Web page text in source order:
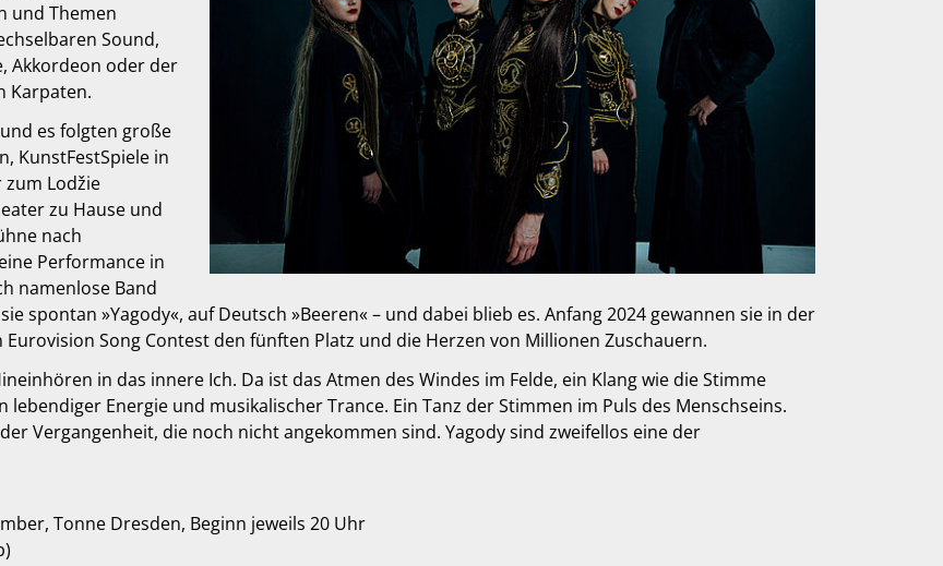
und Themen
Sound,
Akkordeon oder der
Karpaten.
es folgten große
KunstFestSpiele in
Lodžie
zu Hause und
nach
Performance in
namenlose Band
spontan »Yagody«, auf Deutsch »Beeren« – und dabei blieb es. Anfang 2024 gewannen sie in der
Song Contest den fünften Platz und die Herzen von Millionen Zuschauern.
in das innere Ich. Da ist das Atmen des Windes im Felde, ein Klang wie die Stimme
Energie und musikalischer Trance. Ein Tanz der Stimmen im Puls des Menschseins.
Vergangenheit, die noch nicht angekommen sind. Yagody sind zweifellos eine der
Tonne Dresden, Beginn jeweils 20 Uhr